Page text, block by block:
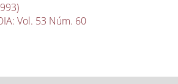
Vol. 53 Núm. 60